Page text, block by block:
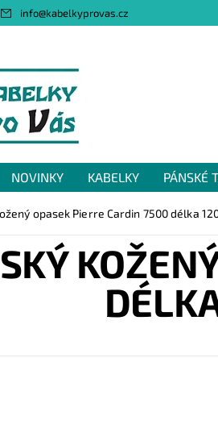
info@kabelkyprovas.cz
NOVINKY KABELKY PÁNSKÉ
GDPR NAPIŠTE NÁM
opasek Pierre Cardin 7500 délka